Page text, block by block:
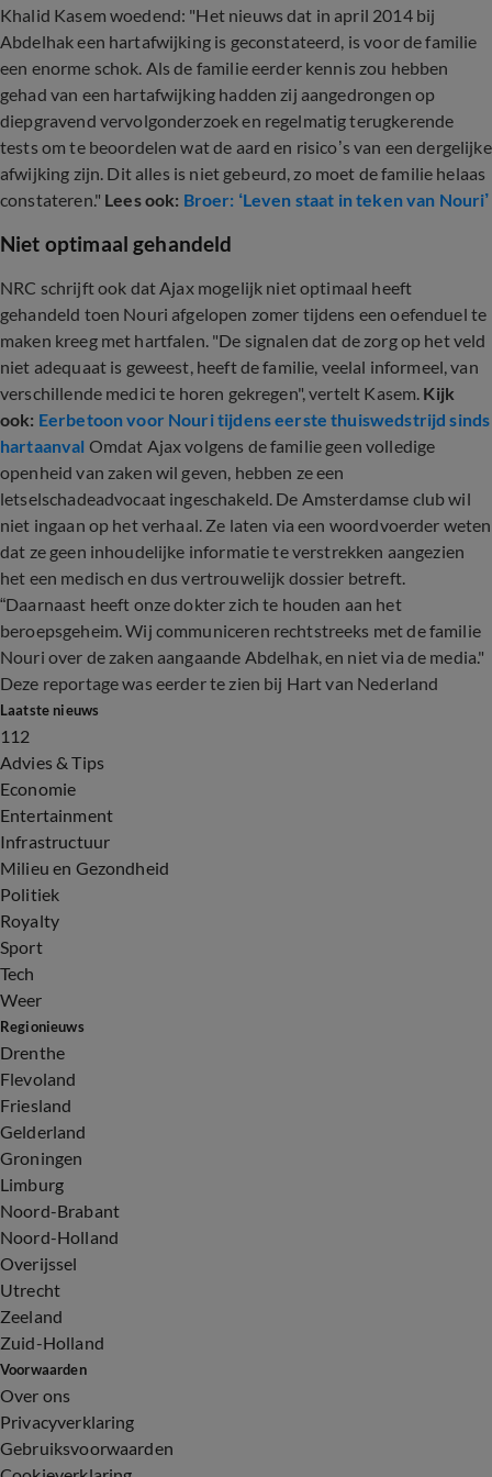
Khalid Kasem woedend: "Het nieuws dat in april 2014 bij
Abdelhak een hartafwijking is geconstateerd, is voor de familie
een enorme schok. Als de familie eerder kennis zou hebben
gehad van een hartafwijking hadden zij aangedrongen op
diepgravend vervolgonderzoek en regelmatig terugkerende
tests om te beoordelen wat de aard en risico’s van een dergelijke
afwijking zijn. Dit alles is niet gebeurd, zo moet de familie helaas
constateren." Lees ook: Broer: ‘Leven staat in teken van Nouri’
Niet optimaal gehandeld
NRC schrijft ook dat Ajax mogelijk niet optimaal heeft
gehandeld toen Nouri afgelopen zomer tijdens een oefenduel te
maken kreeg met hartfalen. "De signalen dat de zorg op het veld
niet adequaat is geweest, heeft de familie, veelal informeel, van
verschillende medici te horen gekregen", vertelt Kasem. Kijk
ook: Eerbetoon voor Nouri tijdens eerste thuiswedstrijd sinds
hartaanval Omdat Ajax volgens de familie geen volledige
openheid van zaken wil geven, hebben ze een
letselschadeadvocaat ingeschakeld. De Amsterdamse club wil
niet ingaan op het verhaal. Ze laten via een woordvoerder weten
dat ze geen inhoudelijke informatie te verstrekken aangezien
het een medisch en dus vertrouwelijk dossier betreft.
“Daarnaast heeft onze dokter zich te houden aan het
beroepsgeheim. Wij communiceren rechtstreeks met de familie
Nouri over de zaken aangaande Abdelhak, en niet via de media."
Deze reportage was eerder te zien bij Hart van Nederland
Laatste nieuws
112
Advies & Tips
Economie
Entertainment
Infrastructuur
Milieu en Gezondheid
Politiek
Royalty
Sport
Tech
Weer
Regionieuws
Drenthe
Flevoland
Friesland
Gelderland
Groningen
Limburg
Noord-Brabant
Noord-Holland
Overijssel
Utrecht
Zeeland
Zuid-Holland
Voorwaarden
Over ons
Privacyverklaring
Gebruiksvoorwaarden